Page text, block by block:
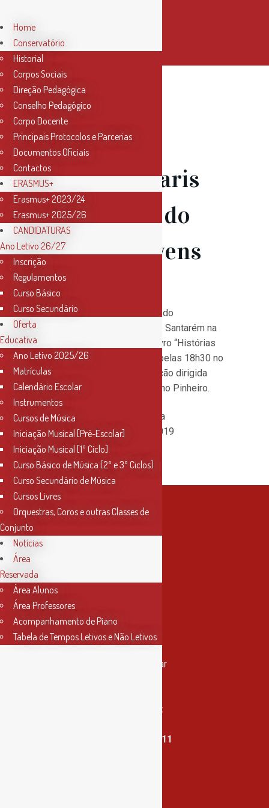
19 FevAjudaris
18′ Atuação do
Coro de Jovens
do CMS
Atuação do Coro de Jovens do
Conservatório de Música de Santarém na
Festa de Lançamento do Livro “Histórias
da Ajudaris ’18”, a decorrer pelas 18h30 no
Teatro Sá da Bandeira. Atuação dirigida
pelo Professor Maestro Nuno Pinheiro.
Local:Teatro Sá da Bandeira
Data:19 de Fevereiro de 2019
Horário:18h30
Entrada:Gratuita
Contactos
Rua Miguel Bombarda, nº 4, 1º andar
info@conservatoriosantarem.pt
T. (+351) 915 335 478 / 913 890 411
Home
Conservatório
Historial
Corpos Sociais
Direção Pedagógica
Conselho Pedagógico
Corpo Docente
Principais Protocolos e Parcerias
Documentos Oficiais
Contactos
ERASMUS+
Erasmus+ 2023/24
Erasmus+ 2025/26
CANDIDATURAS
Ano Letivo 26/27
Inscrição
Regulamentos
Curso Básico
Curso Secundário
Oferta
Educativa
Ano Letivo 2025/26
Matrículas
Calendário Escolar
Instrumentos
Cursos de Música
Iniciação Musical [Pré-Escolar]
Iniciação Musical [1º Ciclo]
Curso Básico de Música [2º e 3º Ciclos]
Curso Secundário de Música
Cursos Livres
Orquestras, Coros e outras Classes de
Conjunto
Notícias
Área
Reservada
Área Alunos
Área Professores
Acompanhamento de Piano
Tabela de Tempos Letivos e Não Letivos